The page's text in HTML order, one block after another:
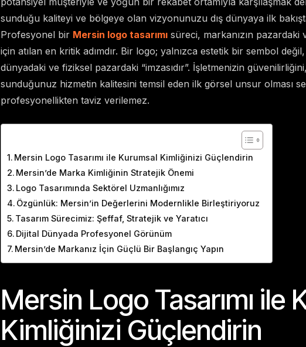
sunduğu kaliteyi ve bölgeye olan vizyonunuzu dış dünyaya ilk
Profesyonel bir Mersin logo tasarımısüreci, markanızın pazardaki
için atılan en kritik adımdır. Bir logo; yalnızca estetik bir sembol değil,
dünyadaki ve fiziksel pazardaki “imzasıdır”. İşletmenizin
sunduğunuz hizmetin kalitesini temsil eden ilk görsel unsur olması
profesyonellikten taviz verilemez.
Mersin Logo Tasarımı ile Kurumsal Kimliğinizi Güçlendirin
Mersin’de Marka Kimliğinin Stratejik Önemi
Logo Tasarımında Sektörel Uzmanlığımız
Özgünlük: Mersin’in Değerlerini Modernlikle Birleştiriyoruz
Tasarım Sürecimiz: Şeffaf, Stratejik ve Yaratıcı
Dijital Dünyada Profesyonel Görünüm
Mersin’de Markanız İçin Güçlü Bir Başlangıç Yapın
Mersin Logo Tasarımı ile
Kimliğinizi Güçlendirin